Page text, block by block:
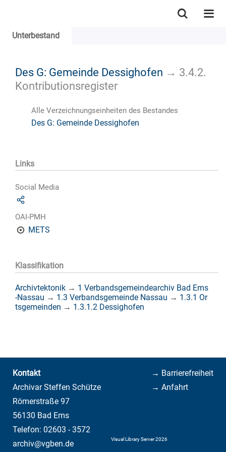
Unterbestand
Des G: Gemeinde Dessighofen → 3.4.2.
Kontributionsregister
Alle Verzeichnungseinheiten des Bestandes
Des G: Gemeinde Dessighofen
Links
Social Media
OAI-PMH
METS
Klassifikation
Archivtektonik → 1 Verbandsgemeindearchiv Bad Ems
-Nassau → 1.3 Verbandsgemeinde Nassau → 1.3.1 Or
tsgemeinden → 1.3.1.2 Dessighofen
→ Barrierefreiheit
→ Anfahrt
Kontakt
Archivar Steffen Schütze
Römerstraße 97
56130 Bad Ems
Telefon: 02603 - 3572
archiv@vgben.de
Visual Library Server 2026